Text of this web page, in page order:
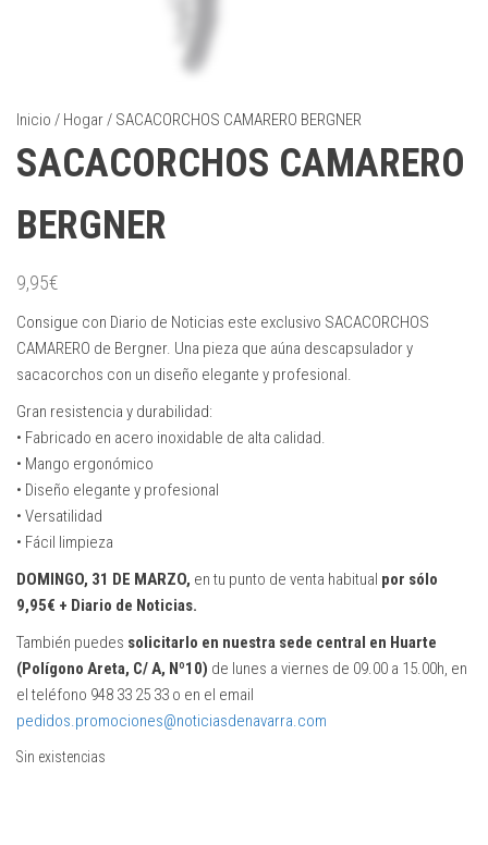
Inicio / Hogar/ SACACORCHOS CAMARERO BERGNER
SACACORCHOS CAMARERO
BERGNER
9,95€
Consigue con Diario de Noticias este exclusivo SACACORCHOS
CAMARERO de Bergner. Una pieza que aúna descapsulador y
sacacorchos con un diseño elegante y profesional.
Gran resistencia y durabilidad:
• Fabricado en acero inoxidable de alta calidad.
• Mango ergonómico
• Diseño elegante y profesional
• Versatilidad
• Fácil limpieza
DOMINGO, 31 DE MARZO, en tu punto de venta habitual por sólo
9,95€ + Diario de Noticias.
También puedes solicitarlo en nuestra sede central en Huarte
(Polígono Areta, C/ A, Nº10) de lunes a viernes de 09.00 a 15.00h, en
el teléfono 948 33 25 33 o en el email
pedidos.promociones@noticiasdenavarra.com
Sin existencias